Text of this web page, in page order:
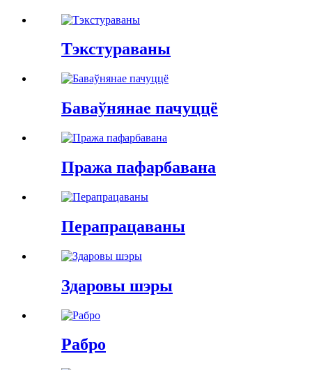
Тэкстураваны
Баваўнянае пачуццё
Пража пафарбавана
Перапрацаваны
Здаровы шэры
Рабро